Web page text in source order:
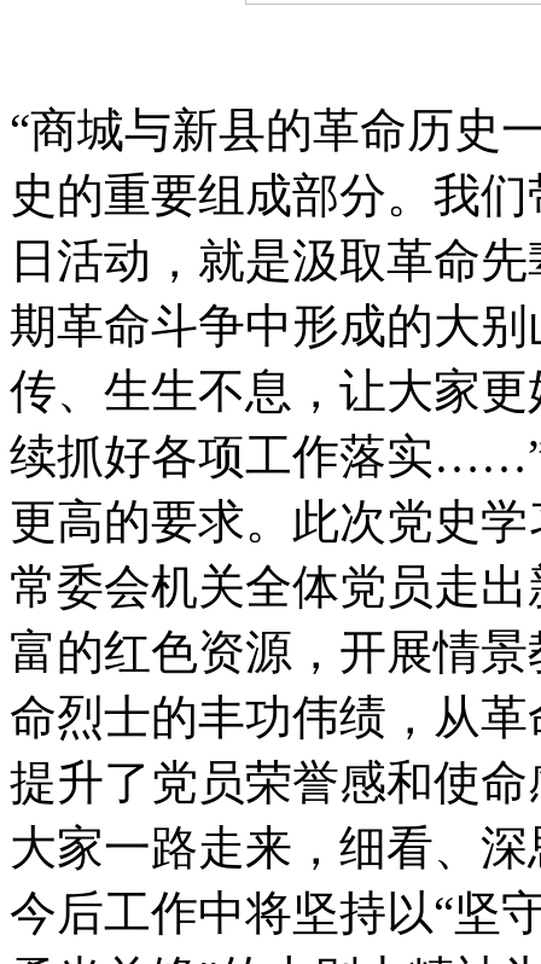
“商城与新县的革命历史
史的重要组成部分。我
日活动，就是汲取革命
期革命斗争中形成的大
传、生生不息，让大家
续抓好各项工作落实
更高的要求。此次党史
常委会机关全体党员走
富的红色资源，开展情
命烈士的丰功伟绩，从
提升了党员荣誉感和使
大家一路走来，细看、
今后工作中将坚持以“坚